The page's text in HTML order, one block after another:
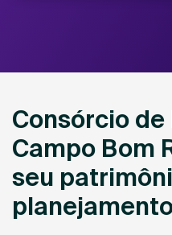
Consórcio de
Campo Bom
seu